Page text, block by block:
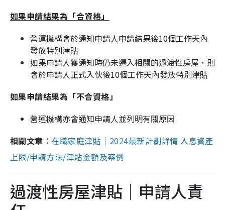
如果申請結果為「合資格」
營運機構會於通知申請人申請結果後10個工作天內
發放特別津貼
如果申請人獲通知時仍未遷入相關的過渡性房屋，則
會於申請人正式入伙後10個工作天內發放特別津貼
如果申請結果為「不合資格」
營運機構亦會通知申請人並列明有關原因
相關文章︰在職家庭津貼｜2024最新計劃詳情 入息資產
上限/申請方法/津貼金額及案例
過渡性房屋津貼｜申請人責